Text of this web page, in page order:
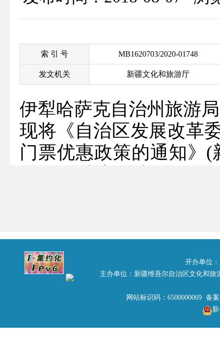
索 引 号 MB1620703/2020-01748
发文机关 新疆文化和旅游厅
伊犁哈萨克自治州旅游
现将《自治区发展改革
门票优惠政策的通知》(
自治区旅
2018年开办单位
主办单位：新疆维吾尔自治区文化和
网站标识码：6500000069 备